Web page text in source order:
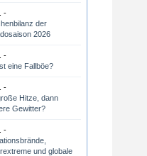
-
der
2026
-
eine Fallböe?
-
Hitze, dann
Gewitter?
-
und globale